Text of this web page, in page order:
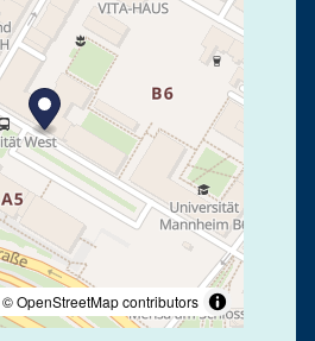
© OpenStreetMap contributors